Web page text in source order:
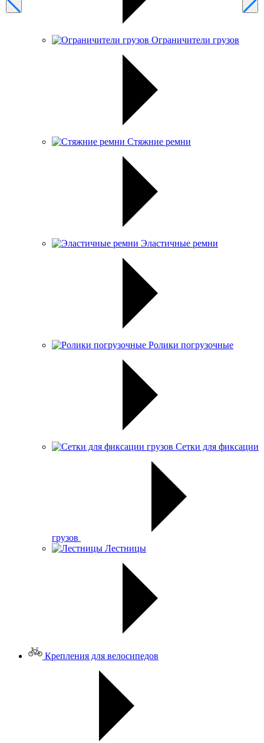
Ограничители грузов
Стяжние ремни
Эластичные ремни
Ролики погрузочные
Сетки для фиксации
грузов
Лестницы
Крепления для велосипедов